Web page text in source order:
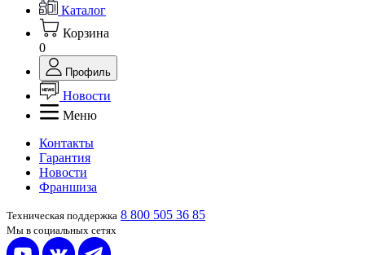
Каталог
Корзина
0
Профиль
Новости
Меню
Контакты
Гарантия
Новости
Франшиза
Техническая поддержка 8 800 505 36 85
Мы в социальных сетях